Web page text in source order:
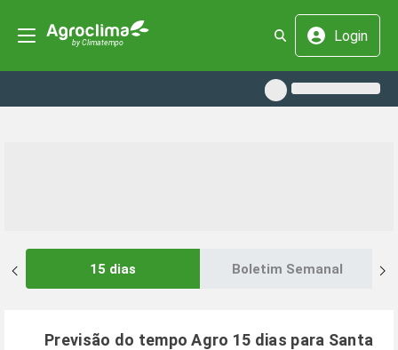
Login
15 dias Boletim Semanal
Previsão do tempo Agro 15 dias para Santa